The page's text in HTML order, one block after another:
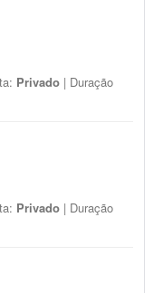
Privado | Duração
Privado | Duração